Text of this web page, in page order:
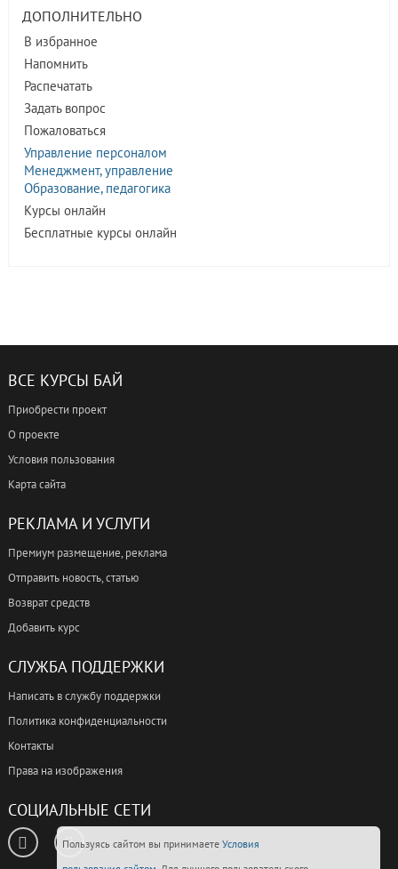
ДОПОЛНИТЕЛЬНО
В избранное
Напомнить
Распечатать
Задать вопрос
Пожаловаться
Управление персоналом
Менеджмент, управление
Образование, педагогика
Курсы онлайн
Бесплатные курсы онлайн
ВСЕ КУРСЫ БАЙ
Приобрести проект
О проекте
Условия пользования
Карта сайта
РЕКЛАМА И УСЛУГИ
Премиум размещение, реклама
Отправить новость, статью
Возврат средств
Добавить курс
СЛУЖБА ПОДДЕРЖКИ
Написать в службу поддержки
Политика конфиденциальности
Контакты
Права на изображения
СОЦИАЛЬНЫЕ СЕТИ
Пользуясь сайтом вы принимаете Условия